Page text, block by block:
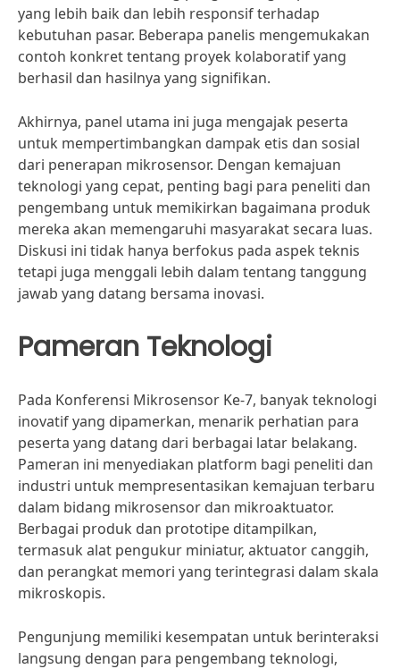
yang lebih baik dan lebih responsif terhadap
kebutuhan pasar. Beberapa panelis mengemukakan
contoh konkret tentang proyek kolaboratif yang
berhasil dan hasilnya yang signifikan.
Akhirnya, panel utama ini juga mengajak peserta
untuk mempertimbangkan dampak etis dan sosial
dari penerapan mikrosensor. Dengan kemajuan
teknologi yang cepat, penting bagi para peneliti dan
pengembang untuk memikirkan bagaimana produk
mereka akan memengaruhi masyarakat secara luas.
Diskusi ini tidak hanya berfokus pada aspek teknis
tetapi juga menggali lebih dalam tentang tanggung
jawab yang datang bersama inovasi.
Pameran Teknologi
Pada Konferensi Mikrosensor Ke-7, banyak teknologi
inovatif yang dipamerkan, menarik perhatian para
peserta yang datang dari berbagai latar belakang.
Pameran ini menyediakan platform bagi peneliti dan
industri untuk mempresentasikan kemajuan terbaru
dalam bidang mikrosensor dan mikroaktuator.
Berbagai produk dan prototipe ditampilkan,
termasuk alat pengukur miniatur, aktuator canggih,
dan perangkat memori yang terintegrasi dalam skala
mikroskopis.
Pengunjung memiliki kesempatan untuk berinteraksi
langsung dengan para pengembang teknologi,